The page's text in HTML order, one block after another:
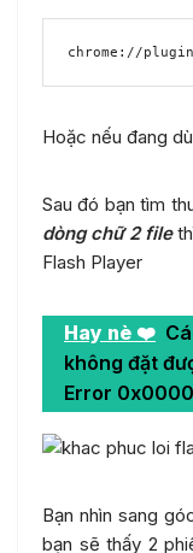
Hoặc nếu đang
Sau đó bạn tìm
dòng chữ 2 file
Flash Player
Hay nè ❤️
không đặt
Error
Bạn nhìn sang
bạn sẽ thấy 2